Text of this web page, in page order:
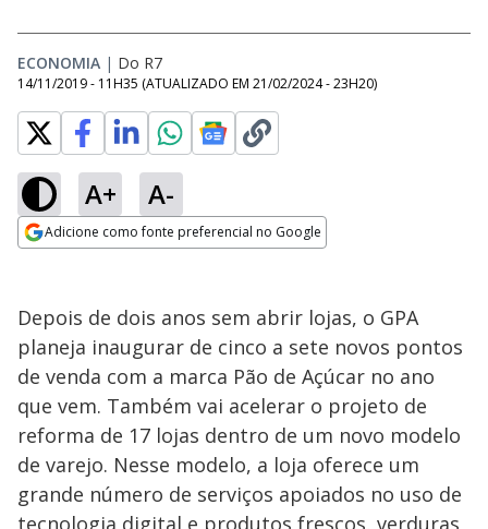
ECONOMIA | Do R7
14/11/2019 - 11H35 (ATUALIZADO EM 21/02/2024 - 23H20)
A+ A-
Adicione como fonte preferencial no Google
Depois de dois anos sem abrir lojas, o GPA
planeja inaugurar de cinco a sete novos pontos
de venda com a marca Pão de Açúcar no ano
que vem. Também vai acelerar o projeto de
reforma de 17 lojas dentro de um novo modelo
de varejo. Nesse modelo, a loja oferece um
grande número de serviços apoiados no uso de
tecnologia digital e produtos frescos, verduras